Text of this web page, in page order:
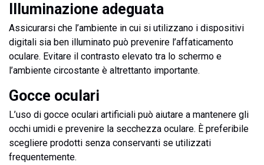
Illuminazione adeguata
Assicurarsi che l’ambiente in cui si utilizzano i dispositivi
digitali sia ben illuminato può prevenire l’affaticamento
oculare. Evitare il contrasto elevato tra lo schermo e
l’ambiente circostante è altrettanto importante.
Gocce oculari
L’uso di gocce oculari artificiali può aiutare a mantenere gli
occhi umidi e prevenire la secchezza oculare. È preferibile
scegliere prodotti senza conservanti se utilizzati
frequentemente.